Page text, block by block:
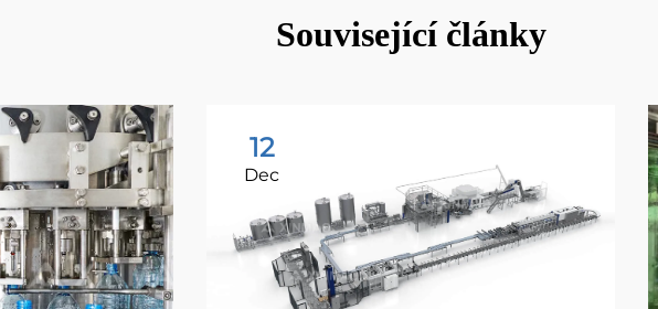
Související články
12
Dec